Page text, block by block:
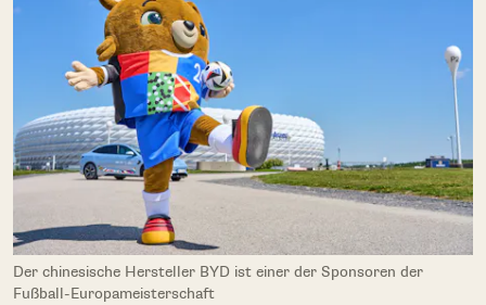
Der chinesische Hersteller BYD ist einer der Sponsoren der
Fußball-Europameisterschaft